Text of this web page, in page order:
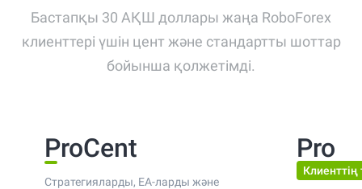
Бастапқы 30 АҚШ доллары жаңа RoboForex
клиенттері үшін цент және стандартты шоттар
бойынша қолжетімді.
ProCent
Стратегияларды, EA-ларды және
Pro